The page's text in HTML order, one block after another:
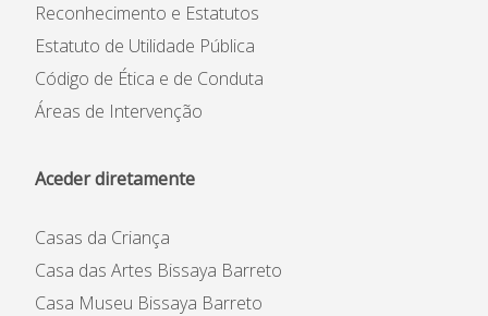
Reconhecimento e Estatutos
Estatuto de Utilidade Pública
Código de Ética e de Conduta
Áreas de Intervenção
Aceder diretamente
Casas da Criança
Casa das Artes Bissaya Barreto
Casa Museu Bissaya Barreto